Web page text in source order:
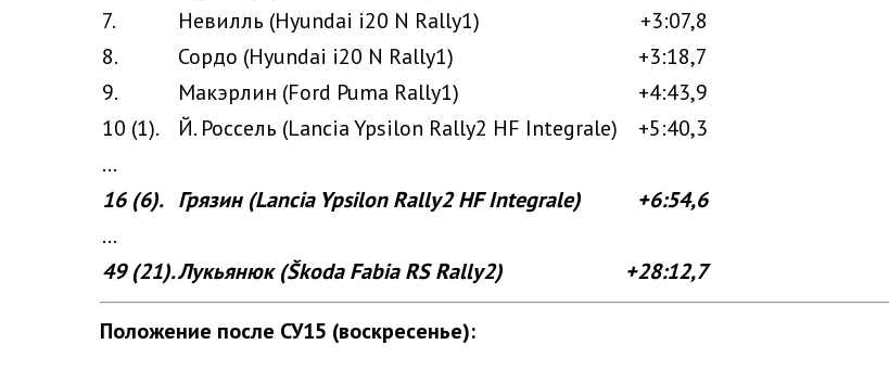
7.
Невилль (Hyundai i20 N Rally1)
+3:07,8
8.
Сордо (Hyundai i20 N Rally1)
+3:18,7
9.
Макэрлин (Ford Puma Rally1)
+4:43,9
10 (1).
Й. Россель (Lancia Ypsilon Rally2 HF Integrale)
+5:40,3
...
16 (6). Грязин (Lancia Ypsilon Rally2 HF Integrale)
+6:54,6
...
49 (21).Лукьянюк (Škoda Fabia RS Rally2) +28:12,7
Положение после СУ15 (воскресенье):